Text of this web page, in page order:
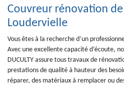
Couvreur rénovation
Loudervielle
Vous êtes à la recherche d’un
Avec une excellente capacité d’écoute,
DUCULTY assure tous travaux de
prestations de qualité à hauteur des
réparer, des matériaux à remplacer ou